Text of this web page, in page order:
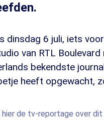
dinsdag 6 juli, iets
van RTL
bekendste
heeft opgewacht,
hier de tv-reportage over dit